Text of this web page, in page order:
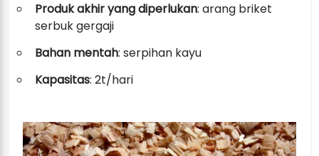
Produk akhir yang diperlukan: arang briket
serbuk gergaji
Bahan mentah: serpihan kayu
Kapasitas: 2t/hari